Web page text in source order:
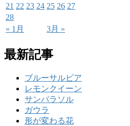
« 1月 3月 »
21 22 23 24 25 26 27
28
最新記事
ブルーサルビア
レモンクイーン
サンパラソル
ガウラ
形が変わる花